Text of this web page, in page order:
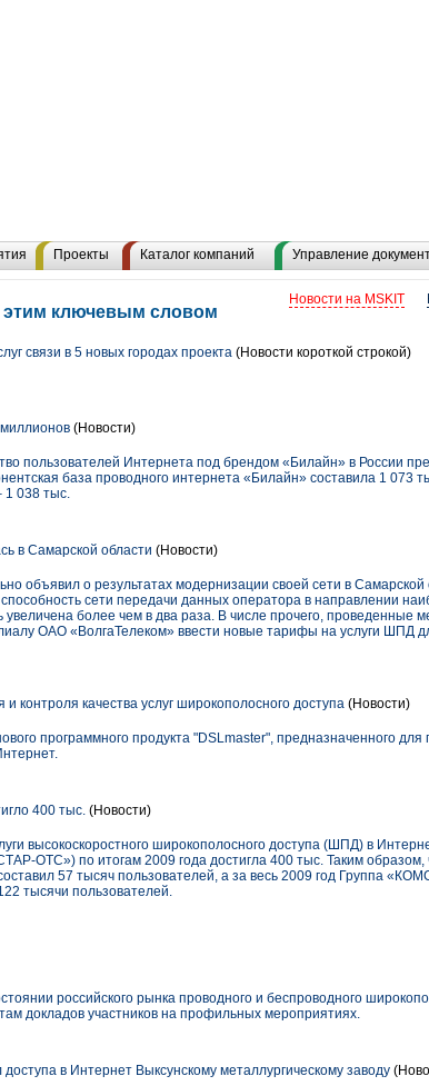
Проекты Каталог компаний Управление
Новости на MSKIT
ключевым словом
связи в 5 новых городах проекта (Новости короткой строкой)
(Новости)
пользователей Интернета под брендом «Билайн» в России
база проводного интернета «Билайн» составила 1 073
1 038 тыс.
в Самарской области (Новости)
объявил о результатах модернизации своей сети в Самарской
сети передачи данных оператора в направлении
более чем в два раза. В числе прочего, проведенные
ОАО «ВолгаТелеком» ввести новые тарифы на услуги ШПД
качества услуг широкополосного доступа (Новости)
программного продукта "DSLmaster", предназначенного для
400 тыс. (Новости)
высокоскоростного широкополосного доступа (ШПД) в
ОТС») по итогам 2009 года достигла 400 тыс. Таким образом,
57 тысяч пользователей, а за весь 2009 год Группа
тысячи пользователей.
российского рынка проводного и беспроводного
докладов участников на профильных мероприятиях.
в Интернет Выксунскому металлургическому заводу